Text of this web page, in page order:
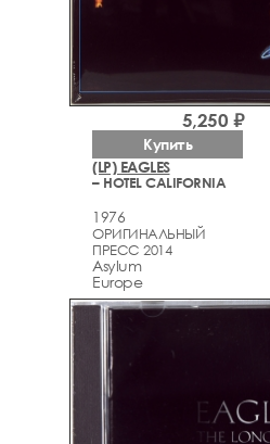
(LP) EAGLES
– HOTEL CALIFORNIA
1976
ОРИГИНАЛЬНЫЙ
ПРЕСС 2014
Asylum
Europe
5,250 ₽
Купить